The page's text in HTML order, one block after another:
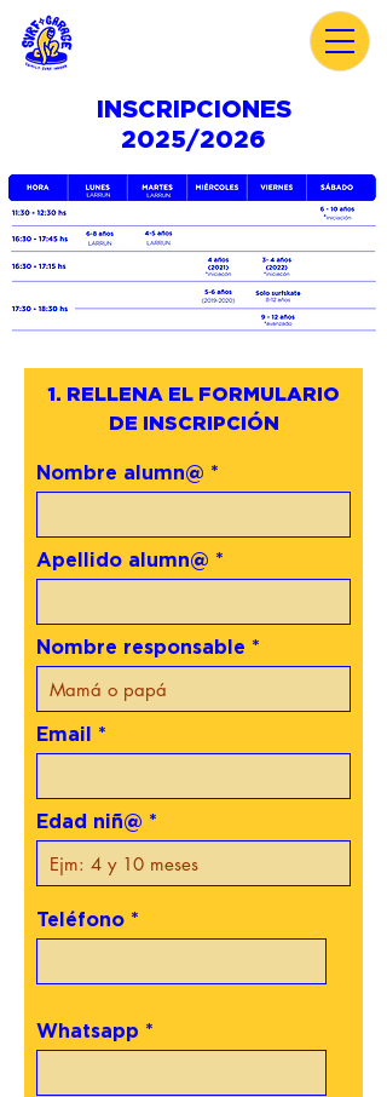
INSCRIPCIONES
2025/2026
1. RELLENA EL FORMULARIO
DE INSCRIPCIÓN
Nombre alumn@
Apellido alumn@
Nombre responsable
Email
Edad niñ@
Teléfono
Whatsapp